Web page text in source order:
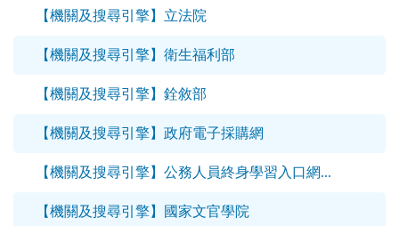
【機關及搜尋引擎】立法院
【機關及搜尋引擎】衛生福利部
【機關及搜尋引擎】銓敘部
【機關及搜尋引擎】政府電子採購網
【機關及搜尋引擎】公務人員終身學習入口網...
【機關及搜尋引擎】國家文官學院